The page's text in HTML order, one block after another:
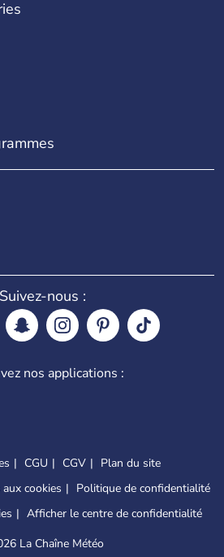
Suivez-nous :
nos applications :
CGU CGV
Plan du site
cookies
Politique de confidentialité
Afficher le centre de confidentialité
La Chaîne Météo